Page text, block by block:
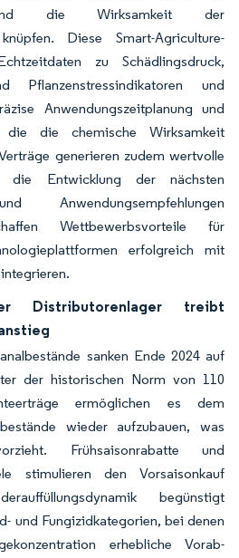
und die Wirksamkeit der
Diese Smart-Agriculture-
zu Schädlingsdruck,
Pflanzenstressindikatoren und
Anwendungszeitplanung und
die die chemische Wirksamkeit
generieren zudem wertvolle
die Entwicklung der nächsten
Anwendungsempfehlungen
Wettbewerbsvorteile für
erfolgreich mit
Distributorenlager treibt
sanken Ende 2024 auf
der historischen Norm von 110
ermöglichen es dem
wieder aufzubauen, was
Frühsaisonrabatte und
stimulieren den Vorsaisonkauf
begünstigt
und Fungizidkategorien, bei denen
erhebliche Vorab-